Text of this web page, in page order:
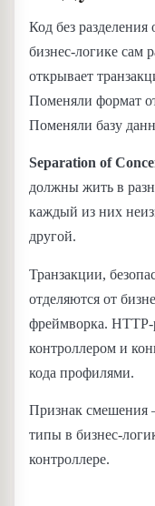
Код без разделения
бизнес-логике сам
открывает
Поменяли формат
Поменяли базу
Separation of
должны жить в
каждый из них
другой.
Транзакции,
отделяются от
фреймворка. HTTP-
контроллером и
кода профилями.
Признак смешения
типы в бизнес-
контроллере.